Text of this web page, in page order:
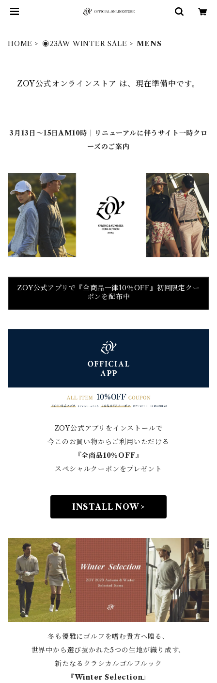
HOME ◉23AW WINTER SALE MENS
ZOY公式オンラインストア は、現在準備中です。
3月13日～15日AM10時｜リニューアルに伴うサイト一時クロ
ーズのご案内
ZOY公式アプリで『全商品一律10％OFF』初回限定クー
ポンを配布中
ZOY公式アプリをインストールで
今このお買い物からご利用いただける
『全商品10％OFF』
スペシャルクーポンをプレゼント
INSTALL NOW >
冬も優雅にゴルフを嗜む貴方へ贈る、
世界中から選び抜かれた5つの生地が織り成す、
新たなるクラシカルゴルフルック
『Winter Selection』